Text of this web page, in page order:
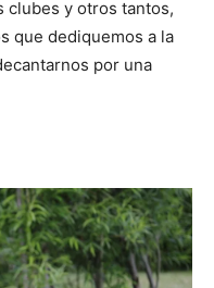
clubes y otros tantos,
que dediquemos a la
por una